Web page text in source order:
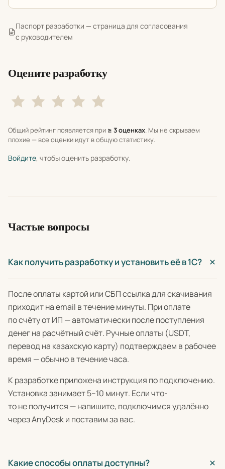
Паспорт разработки — страница для согласования
с руководителем
Оцените разработку
Общий рейтинг появляется при ≥ 3 оценках. Мы не скрываем
плохие — все оценки идут в общую статистику.
Войдите, чтобы оценить разработку.
Частые вопросы
Как получить разработку и установить её в 1С?
После оплаты картой или СБП ссылка для скачивания
приходит на email в течение минуты. При оплате
по счёту от ИП — автоматически после поступления
денег на расчётный счёт. Ручные оплаты (USDT,
перевод на казахскую карту) подтверждаем в рабочее
время — обычно в течение часа.
К разработке приложена инструкция по подключению.
Установка занимает 5–10 минут. Если что-
то не получится — напишите, подключимся удалённо
через AnyDesk и поставим за вас.
Какие способы оплаты доступны?